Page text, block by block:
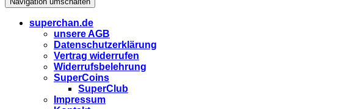
superchan.de
unsere AGB
Datenschutzerklärung
Vertrag widerrufen
Widerrufsbelehrung
SuperCoins
SuperClub
Impressum